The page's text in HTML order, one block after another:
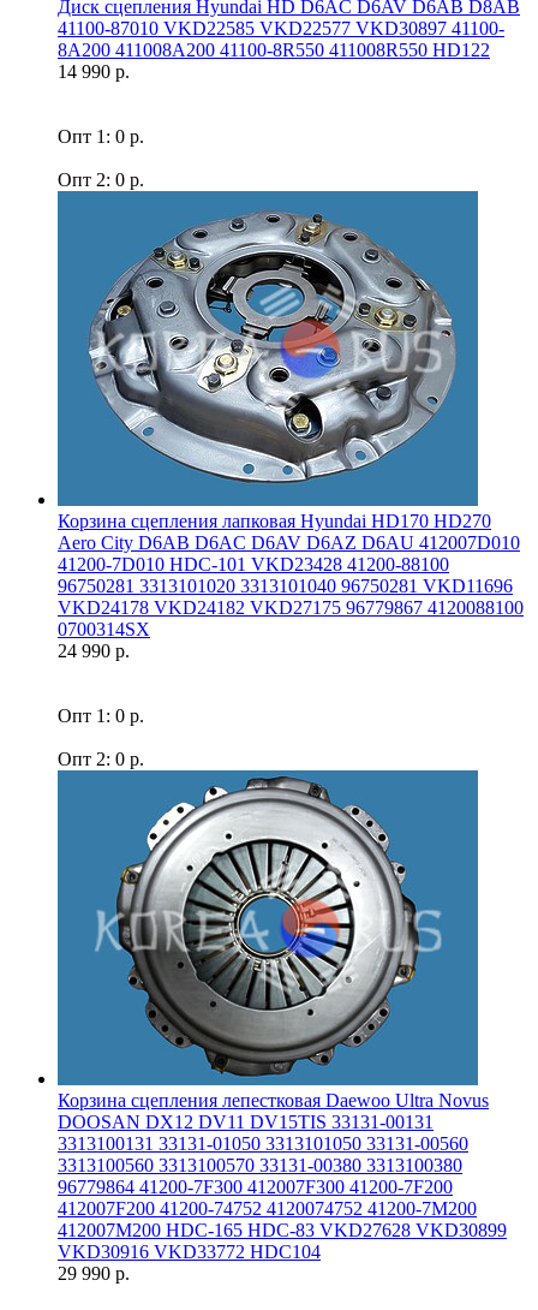
Диск сцепления Hyundai HD D6AC D6AV D6AB D8AB
41100-87010 VKD22585 VKD22577 VKD30897 41100-
8A200 411008A200 41100-8R550 411008R550 HD122
14 990 р.
Опт 1: 0 р.
Опт 2: 0 р.
Корзина сцепления лапковая Hyundai HD170 HD270
Aero Сity D6AB D6AC D6AV D6AZ D6AU 412007D010
41200-7D010 HDC-101 VKD23428 41200-88100
96750281 3313101020 3313101040 96750281 VKD11696
VKD24178 VKD24182 VKD27175 96779867 4120088100
0700314SX
24 990 р.
Опт 1: 0 р.
Опт 2: 0 р.
Корзина сцепления лепестковая Daewoo Ultra Novus
DOOSAN DX12 DV11 DV15TIS 33131-00131
3313100131 33131-01050 3313101050 33131-00560
3313100560 3313100570 33131-00380 3313100380
96779864 41200-7F300 412007F300 41200-7F200
412007F200 41200-74752 4120074752 41200-7M200
412007M200 HDC-165 HDC-83 VKD27628 VKD30899
VKD30916 VKD33772 HDC104
29 990 р.